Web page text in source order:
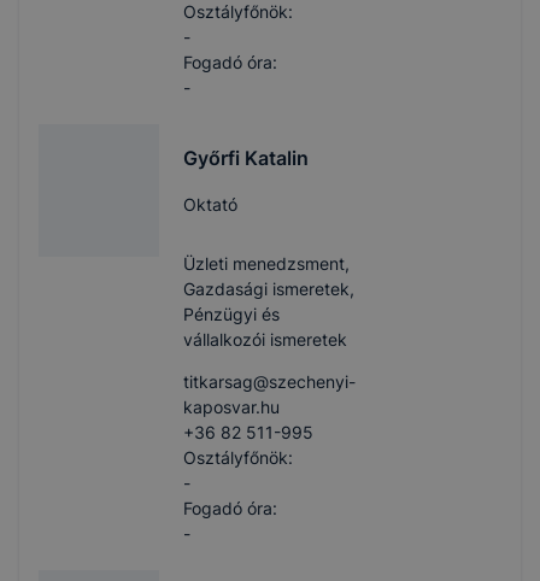
Osztályfőnök:
-
Fogadó óra:
-
Győrfi Katalin
Oktató
Üzleti menedzsment,
Gazdasági ismeretek,
Pénzügyi és
vállalkozói ismeretek
titkarsag​@szechenyi-
kaposvar.hu
+36 82 511-995
Osztályfőnök:
-
Fogadó óra:
-